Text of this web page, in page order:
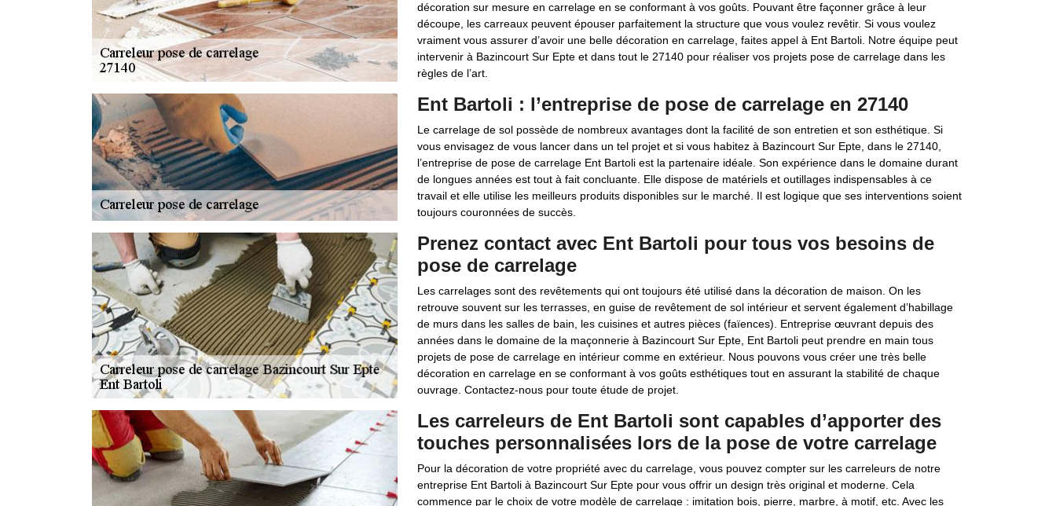
décoration sur mesure en carrelage en se conformant à vos goûts. Pouvant être façonner grâce à leur
découpe, les carreaux peuvent épouser parfaitement la structure que vous voulez revêtir. Si vous voulez
vraiment vous assurer d’avoir une belle décoration en carrelage, faites appel à Ent Bartoli. Notre équipe peut
intervenir à Bazincourt Sur Epte et dans tout le 27140 pour réaliser vos projets pose de carrelage dans les
règles de l’art.
Ent Bartoli : l’entreprise de pose de carrelage en 27140
Le carrelage de sol possède de nombreux avantages dont la facilité de son entretien et son esthétique. Si
vous envisagez de vous lancer dans un tel projet et si vous habitez à Bazincourt Sur Epte, dans le 27140,
l’entreprise de pose de carrelage Ent Bartoli est la partenaire idéale. Son expérience dans le domaine durant
de longues années est tout à fait concluante. Elle dispose de matériels et outillages indispensables à ce
travail et elle utilise les meilleurs produits disponibles sur le marché. Il est logique que ses interventions soient
toujours couronnées de succès.
Prenez contact avec Ent Bartoli pour tous vos besoins de
pose de carrelage
Les carrelages sont des revêtements qui ont toujours été utilisé dans la décoration de maison. On les
retrouve souvent sur les terrasses, en guise de revêtement de sol intérieur et servent également d’habillage
de murs dans les salles de bain, les cuisines et autres pièces (faïences). Entreprise œuvrant depuis des
années dans le domaine de la maçonnerie à Bazincourt Sur Epte, Ent Bartoli peut prendre en main tous
projets de pose de carrelage en intérieur comme en extérieur. Nous pouvons vous créer une très belle
décoration en carrelage en se conformant à vos goûts esthétiques tout en assurant la stabilité de chaque
ouvrage. Contactez-nous pour toute étude de projet.
Les carreleurs de Ent Bartoli sont capables d’apporter des
touches personnalisées lors de la pose de votre carrelage
Pour la décoration de votre propriété avec du carrelage, vous pouvez compter sur les carreleurs de notre
entreprise Ent Bartoli à Bazincourt Sur Epte pour vous offrir un design très original et moderne. Cela
commence par le choix de votre modèle de carrelage : imitation bois, pierre, marbre, à motif, etc. Avec les